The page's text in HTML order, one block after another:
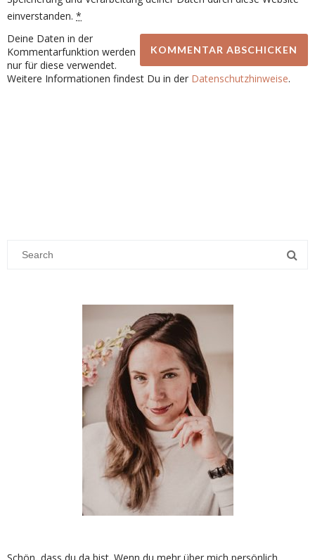
einverstanden. *
Deine Daten in der
Kommentarfunktion werden
nur für diese verwendet.
Weitere Informationen findest Du in der Datenschutzhinweise.